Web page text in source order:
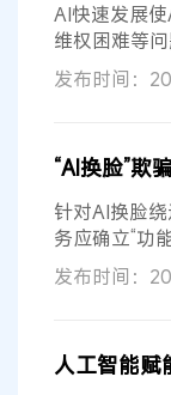
AI快速发展使
维权困难等
格、客体范围
发布时间：
“AI换脸”欺
针对AI换脸
务应确立“功
系“数据欺骗”
发布时间：
人工智能赋